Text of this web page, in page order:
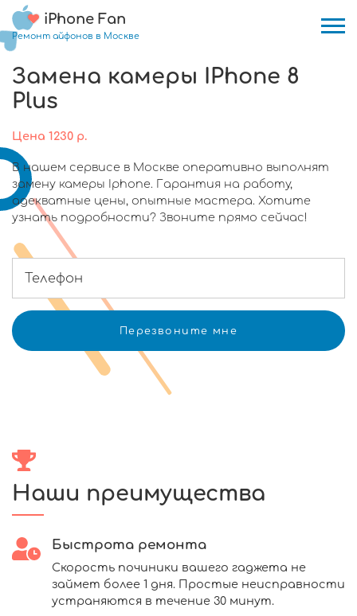
iPhone Fan
Ремонт айфонов в Москве
Замена камеры IPhone 8
Plus
Цена 1230 р.
В нашем сервисе в Москве оперативно выполнят
замену камеры Iphone. Гарантия на работу,
адекватные цены, опытные мастера. Хотите
узнать подробности? Звоните прямо сейчас!
Наши преимущества
Быстрота ремонта
Скорость починики вашего гаджета не
займет более 1 дня. Простые неисправности
устраняются в течение 30 минут.